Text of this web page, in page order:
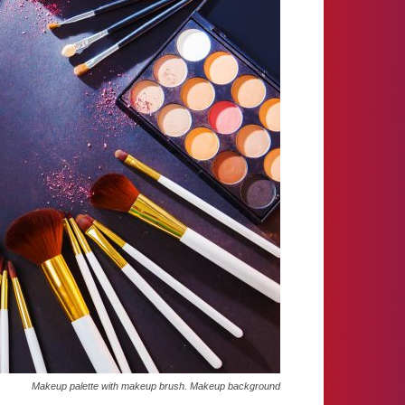
Makeup palette with makeup brush. Makeup background